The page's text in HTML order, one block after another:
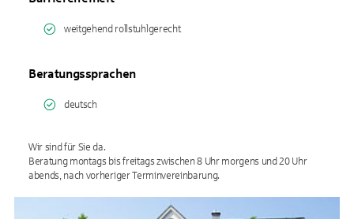
weitgehend rollstuhlgerecht
Beratungssprachen
deutsch
Wir sind für Sie da.
Beratung montags bis freitags zwischen 8 Uhr morgens und 20 Uhr
abends, nach vorheriger Terminvereinbarung.